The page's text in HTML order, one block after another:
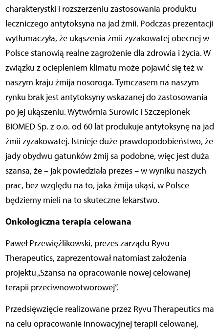
charakterystki i rozszerzeniu zastosowania produktu
leczniczego antytoksyna na jad żmii. Podczas prezentacji
wytłumaczyła, że ukąszenia żmii zyzakowatej obecnej w
Polsce stanowią realne zagrożenie dla zdrowia i życia. W
związku z ociepleniem klimatu może pojawić się też w
naszym kraju żmija nosoroga. Tymczasem na naszym
rynku brak jest antytoksyny wskazanej do zastosowania
po jej ukąszeniu. Wytwórnia Surowic i Szczepionek
BIOMED Sp. z o.o. od 60 lat produkuje antytoksynę na jad
żmii zyzakowatej. Istnieje duże prawdopodobieństwo, że
jady obydwu gatunków żmij sa podobne, więc jest duża
szansa, że – jak powiedziała prezes – w wyniku naszych
prac, bez względu na to, jaka żmija ukąsi, w Polsce
będziemy mieli na to skuteczne lekarstwo.
Onkologiczna terapia celowana
Paweł Przewięźlikowski, prezes zarządu Ryvu
Therapeutics, zaprezentował natomiast założenia
projektu „Szansa na opracowanie nowej celowanej
terapii przeciwnowotworowej”.
Przedsięwzięcie realizowane przez Ryvu Therapeutics ma
na celu opracowanie innowacyjnej terapii celowanej,